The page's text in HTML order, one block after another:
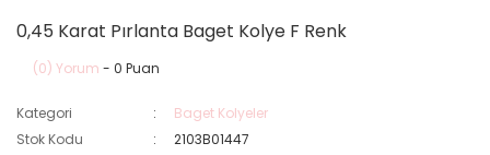
0,45 Karat Pırlanta Baget Kolye F Renk
(0) Yorum - 0 Puan
Kategori
Baget Kolyeler
Stok Kodu
2103B01447